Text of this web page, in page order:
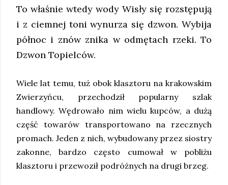
To właśnie wtedy wody Wisły się rozstępują
i z ciemnej toni wynurza się dzwon. Wybija
północ i znów znika w odmętach rzeki. To
Dzwon Topielców.
Wiele lat temu, tuż obok klasztoru na krakowskim
Zwierzyńcu, przechodził popularny szlak
handlowy. Wędrowało nim wielu kupców, a dużą
część towarów transportowano na rzecznych
promach. Jeden z nich, wybudowany przez siostry
zakonne, bardzo często cumował w pobliżu
klasztoru i przewoził podróżnych na drugi brzeg.